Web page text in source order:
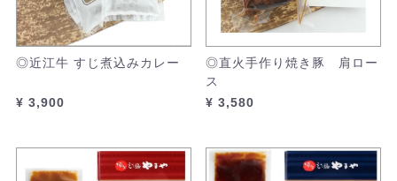
◎近江牛 すじ煮込みカレー
¥ 3,900
◎直火手作り焼き豚 肩ロー
ス
¥ 3,580